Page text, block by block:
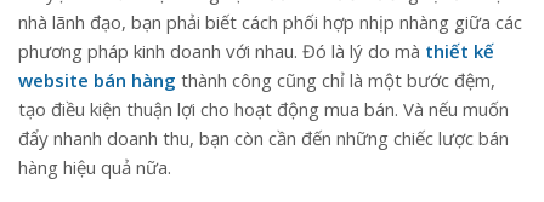
nhà lãnh đạo, bạn phải biết cách phối hợp nhịp nhàng giữa các
phương pháp kinh doanh với nhau. Đó là lý do mà thiết kế
website bán hàng thành công cũng chỉ là một bước đệm,
tạo điều kiện thuận lợi cho hoạt động mua bán. Và nếu muốn
đẩy nhanh doanh thu, bạn còn cần đến những chiếc lược bán
hàng hiệu quả nữa.